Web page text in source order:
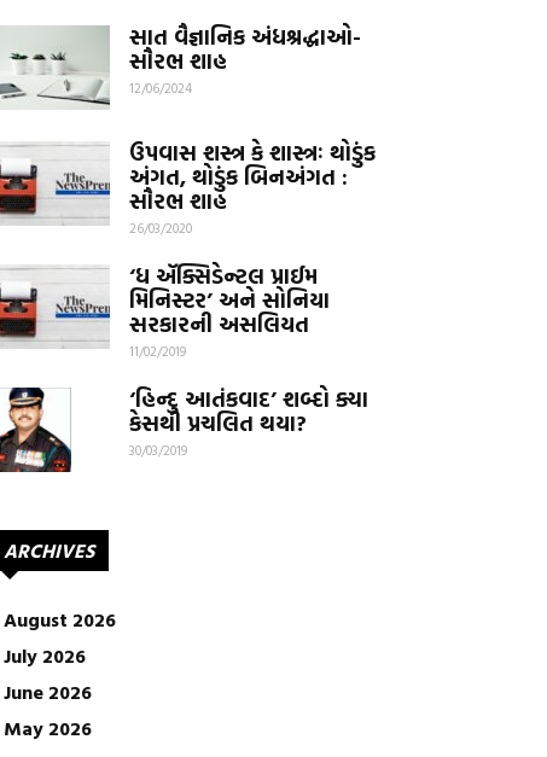
સાત વૈજ્ઞાનિક અંધશ્રદ્ધાઓ-
સૌરભ શાહ
12/06/2024
ઉપવાસ શસ્ત્ર કે શાસ્ત્રઃ થોડુંક
અંગત, થોડુંક બિનઅંગત :
સૌરભ શાહ
26/03/2020
‘ધ ઍક્સિડેન્ટલ પ્રાઈમ
મિનિસ્ટર’ અને સોનિયા
સરકારની અસલિયત
11/02/2019
‘હિન્દુ આતંકવાદ’ શબ્દો ક્યા
કેસથી પ્રચલિત થયા?
30/03/2019
ARCHIVES
August 2026
July 2026
June 2026
May 2026